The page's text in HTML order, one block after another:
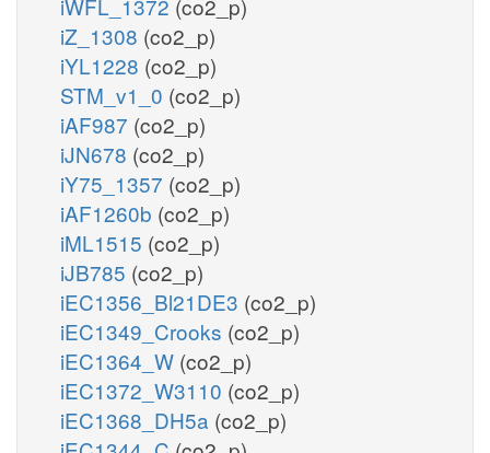
iZ_1308 (co2_p)
iYL1228 (co2_p)
STM_v1_0 (co2_p)
iAF987 (co2_p)
iJN678 (co2_p)
iY75_1357 (co2_p)
iAF1260b (co2_p)
iML1515 (co2_p)
iJB785 (co2_p)
iEC1356_Bl21DE3 (co2_p)
iEC1349_Crooks (co2_p)
iEC1364_W (co2_p)
iEC1372_W3110 (co2_p)
iEC1368_DH5a (co2_p)